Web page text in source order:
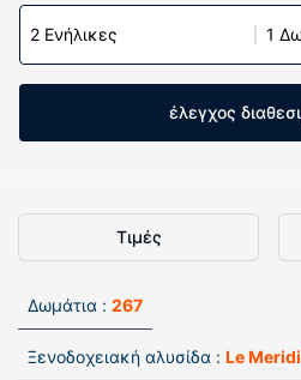
2 Ενήλικες 1
έλεγχος
Τιμές
Δωμάτια : 267
Ξενοδοχειακή αλυσίδα : Le